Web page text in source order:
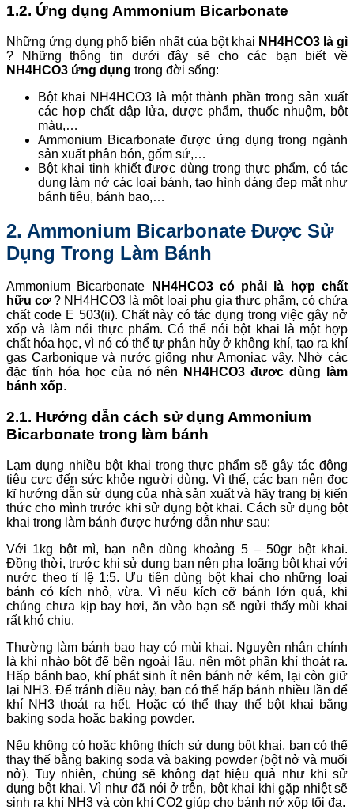
1.2. Ứng dụng Ammonium Bicarbonate
Những ứng dụng phổ biến nhất của bột khai NH4HCO3 là gì
? Những thông tin dưới đây sẽ cho các bạn biết về
NH4HCO3 ứng dụng trong đời sống:
Bột khai NH4HCO3 là một thành phần trong sản xuất
các hợp chất dập lửa, dược phẩm, thuốc nhuộm, bột
màu,…
Ammonium Bicarbonate được ứng dụng trong ngành
sản xuất phân bón, gốm sứ,…
Bột khai tinh khiết được dùng trong thực phẩm, có tác
dụng làm nở các loại bánh, tạo hình dáng đẹp mắt như
bánh tiêu, bánh bao,…
2. Ammonium Bicarbonate Được Sử
Dụng Trong Làm Bánh
Ammonium Bicarbonate
NH4HCO3 có phải là hợp chất
hữu cơ? NH4HCO3 là một loại phụ gia thực phẩm, có chứa
chất code E 503(ii). Chất này có tác dụng trong việc gây nở
xốp và làm nổi thực phẩm. Có thể nói bột khai là một hợp
chất hóa học, vì nó có thể tự phân hủy ở không khí, tạo ra khí
gas Carbonique và nước giống như Amoniac vậy. Nhờ các
đặc tính hóa học của nó nên
NH4HCO3 đươc dùng làm
bánh xốp.
2.1. Hướng dẫn cách sử dụng Ammonium
Bicarbonate trong làm bánh
Lạm dụng nhiều bột khai trong thực phẩm sẽ gây tác động
tiêu cực đến sức khỏe người dùng. Vì thế, các bạn nên đọc
kĩ hướng dẫn sử dụng của nhà sản xuất và hãy trang bị kiến
thức cho mình trước khi sử dụng bột khai. Cách sử dụng bột
khai trong làm bánh được hướng dẫn như sau:
Với 1kg bột mì, bạn nên dùng khoảng 5 – 50gr bột khai.
Đồng thời, trước khi sử dụng bạn nên pha loãng bột khai với
nước theo tỉ lệ 1:5. Ưu tiên dùng bột khai cho những loại
bánh có kích nhỏ, vừa. Vì nếu kích cỡ bánh lớn quá, khi
chúng chưa kịp bay hơi, ăn vào bạn sẽ ngửi thấy mùi khai
rất khó chịu.
Thường làm bánh bao hay có mùi khai. Nguyên nhân chính
là khi nhào bột để bên ngoài lâu, nên một phần khí thoát ra.
Hấp bánh bao, khí phát sinh ít nên bánh nở kém, lại còn giữ
lại NH3. Để tránh điều này, bạn có thể hấp bánh nhiều lần để
khí NH3 thoát ra hết. Hoặc có thể thay thế bột khai bằng
baking soda hoặc baking powder.
Nếu không có hoặc không thích sử dụng bột khai, bạn có thể
thay thế bằng baking soda và baking powder (bột nở và muối
nở). Tuy nhiên, chúng sẽ không đạt hiệu quả như khi sử
dụng bột khai. Vì như đã nói ở trên, bột khai khi gặp nhiệt sẽ
sinh ra khí NH3 và còn khí CO2 giúp cho bánh nở xốp tối đa.